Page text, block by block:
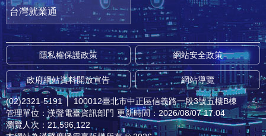
台灣就業通
隱私權保護政策 網站安全政策
政府網站資料開放宣告 網站導覽
(02)2321-5191 │ 100012臺北市中正區信義路一段3號五樓B棟
管理單位：漢聲電臺資訊部門 更新時間：2026/08/07 17:04
瀏覽人次：21,596,122